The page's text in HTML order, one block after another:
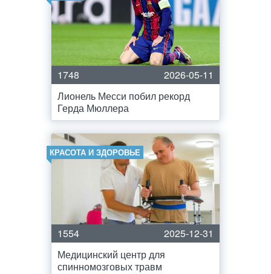
1748
2026-05-11
Лионель Месси побил рекорд
Герда Мюллера
КРАСОТА И ЗДОРОВЬЕ
1554
2025-12-31
Медицинский центр для
спинномозговых травм